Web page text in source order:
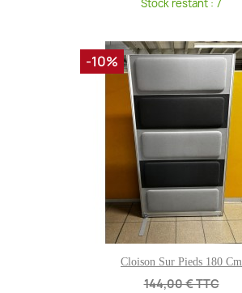
Stock restant : 7
Cloison Sur Pieds 180 Cm
144,00 € TTC
-10%